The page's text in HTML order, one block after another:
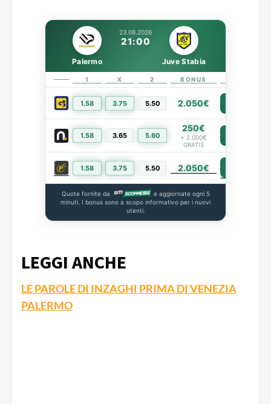
23.08.2026
21:00
Palermo Juve Stabia
1 X 2 BONUS
1.58 3.75 5.50 2.050€
1.58 3.65 5.60
250€
+ 2.000€
GRATIS
1.58 3.75 5.50 2.050€
Quote fornite da
e aggiornate ogni 5
minuti. I bonus sono a scopo informativo per i nuovi
utenti.
LEGGI ANCHE
LE PAROLE DI INZAGHI PRIMA DI VENEZIA
PALERMO